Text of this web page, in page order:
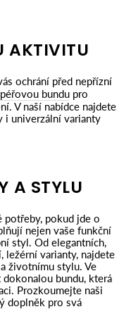
AKTIVITU
ochrání před nepřízní
péřovou bundu pro
V naší nabídce najdete
i univerzální varianty
A STYLU
potřeby, pokud jde o
nejen vaše funkční
styl. Od elegantních,
ležérní varianty, najdete
životnímu stylu. Ve
bundu, která
Prozkoumejte naši
doplněk pro svá